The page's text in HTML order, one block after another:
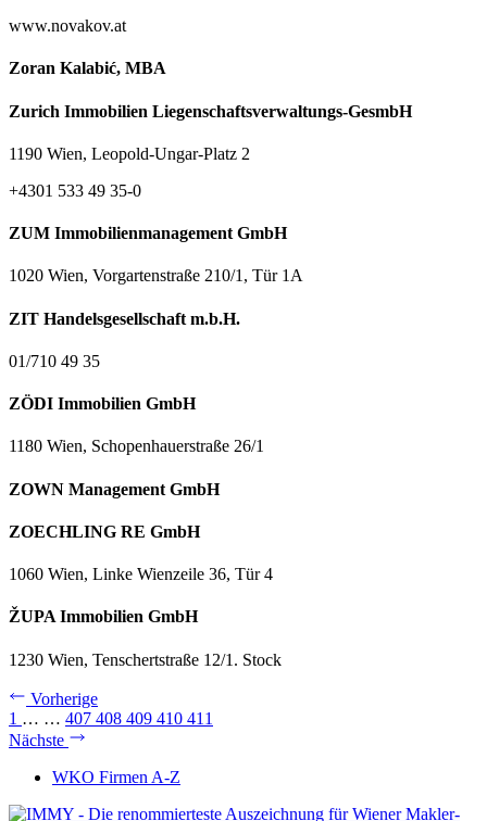
www.novakov.at
Zoran Kalabić, MBA
Zurich Immobilien Liegenschaftsverwaltungs-GesmbH
1190 Wien, Leopold-Ungar-Platz 2
+4301 533 49 35-0
ZUM Immobilienmanagement GmbH
1020 Wien, Vorgartenstraße 210/1, Tür 1A
ZIT Handelsgesellschaft m.b.H.
01/710 49 35
ZÖDI Immobilien GmbH
1180 Wien, Schopenhauerstraße 26/1
ZOWN Management GmbH
ZOECHLING RE GmbH
1060 Wien, Linke Wienzeile 36, Tür 4
ŽUPA Immobilien GmbH
1230 Wien, Tenschertstraße 12/1. Stock
Vorherige
1 … … 407 408 409 410 411
Nächste
WKO Firmen A-Z